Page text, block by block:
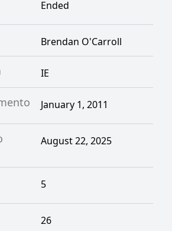
Ended
Brendan O'Carroll
IE
January 1, 2011
August 22, 2025
5
26